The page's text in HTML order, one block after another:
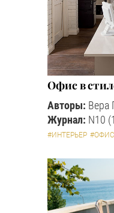
Офис в
Авторы: Вера
Журнал: N10
#ИНТЕРЬЕР